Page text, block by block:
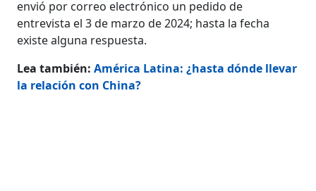
envió por correo electrónico un pedido de
entrevista el 3 de marzo de 2024; hasta la fecha
existe alguna respuesta.
Lea también:América Latina: ¿hasta dónde llevar
la relación con China?